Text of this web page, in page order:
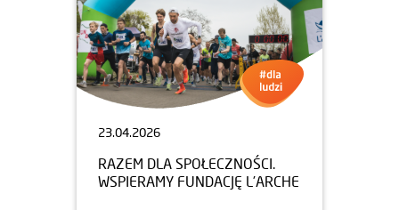
23.04.2026
RAZEM DLA SPOŁECZNOŚCI.
WSPIERAMY FUNDACJĘ L’ARCHE